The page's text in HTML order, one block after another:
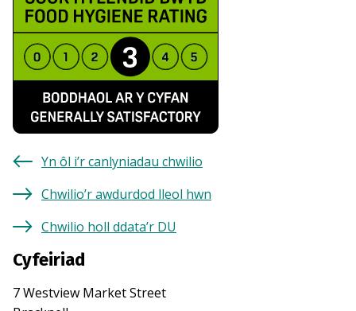
Yn ôl i’r canlyniadau chwilio
Chwilio’r awdurdod lleol hwn
Chwilio holl ddata’r DU
Cyfeiriad
7 Westview Market Street